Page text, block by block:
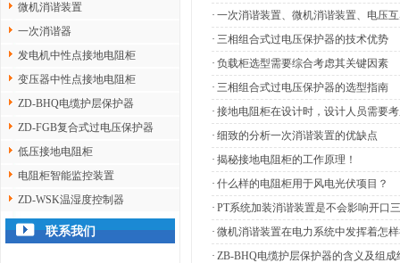
微机消谐装置
一次消谐器
发电机中性点接地电阻柜
变压器中性点接地电阻柜
ZD-BHQ电缆护层保护器
ZD-FGB复合式过电压保护器
低压接地电阻柜
电阻柜智能监控装置
ZD-WSK温湿度控制器
联系我们
· 一次消谐装置、微机消谐装置、电压
· 三相组合式过电压保护器的技术优势
· 负载柜选型需要综合考虑其关键因素
· 三相组合式过电压保护器的选型指南
· 接地电阻柜在设计时，设计人员需要
· 细致的分析一次消谐装置的优缺点
· 揭秘接地电阻柜的工作原理！
· 什么样的电阻柜用于风电光伏项目？
· PT系统加装消谐装置是不会影响开口
· 微机消谐装置在电力系统中发挥着怎
· ZB-BHQ电缆护层保护器的含义及组成